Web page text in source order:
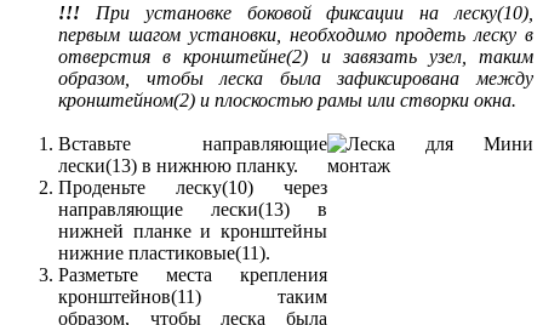
!!! При установке боковой фиксации на леску(10),
первым шагом установки, необходимо продеть леску в
отверстия в кронштейне(2) и завязать узел, таким
образом, чтобы леска была зафиксирована между
кронштейном(2) и плоскостью рамы или створки окна.
Вставьте направляющие
лески(13) в нижнюю планку.
Проденьте леску(10) через
направляющие лески(13) в
нижней планке и кронштейны
нижние пластиковые(11).
Разметьте места крепления
кронштейнов(11) таким
образом, чтобы леска была